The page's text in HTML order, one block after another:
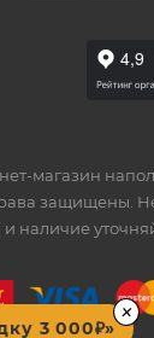
магазин
защищены.
наличие
×
3 000₽»